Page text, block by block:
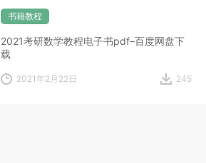
书籍教程
2021考研数学教程电子书pdf–百度网盘下
载
2021年2月22日 245